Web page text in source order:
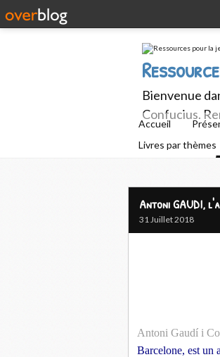
Bienvenue
Confucius.
Accueil
Livres par thèmes
Antoni GAUDI,
31 Juillet 2018
Antoni Gaudí i
Barcelone, est un